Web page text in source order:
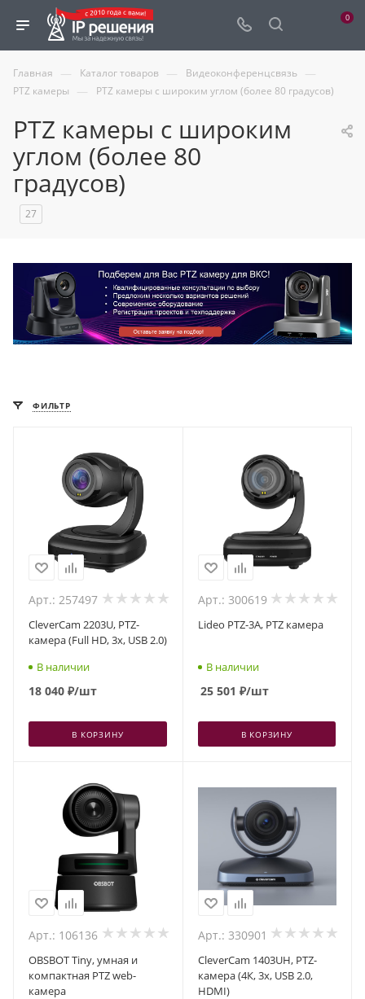
0
Главная — Каталог товаров — Видеоконференцсвязь —
PTZ камеры — PTZ камеры с широким углом (более 80 градусов)
PTZ камеры с широким
углом (более 80
градусов)
27
ФИЛЬТР
Арт.: 257497
CleverCam 2203U, PTZ-
камера (Full HD, 3x, USB 2.0)
В наличии
18 040 ₽/шт
В КОРЗИНУ
Арт.: 300619
Lideo PTZ-3A, PTZ камера
В наличии
25 501 ₽/шт
В КОРЗИНУ
Арт.: 106136
OBSBOT Tiny, умная и
компактная PTZ web-
камера
Арт.: 330901
CleverCam 1403UH, PTZ-
камера (4К, 3x, USB 2.0,
HDMI)